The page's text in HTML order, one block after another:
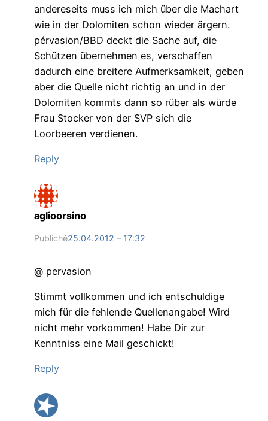
andereseits muss ich mich über die Machart
wie in der Dolomiten schon wieder ärgern.
pérvasion/BBD deckt die Sache auf, die
Schützen übernehmen es, verschaffen
dadurch eine breitere Aufmerksamkeit, geben
aber die Quelle nicht richtig an und in der
Dolomiten kommts dann so rüber als würde
Frau Stocker von der SVP sich die
Loorbeeren verdienen.
Reply
aglioorsino
Publiché25.04.2012 – 17:32
@ pervasion
Stimmt vollkommen und ich entschuldige
mich für die fehlende Quellenangabe! Wird
nicht mehr vorkommen! Habe Dir zur
Kenntniss eine Mail geschickt!
Reply